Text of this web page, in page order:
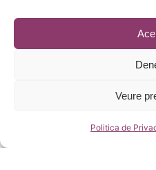
Veure
Politica de
© 2023 -